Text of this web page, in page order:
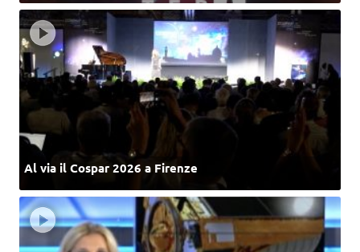
Al via il Cospar 2026 a Firenze